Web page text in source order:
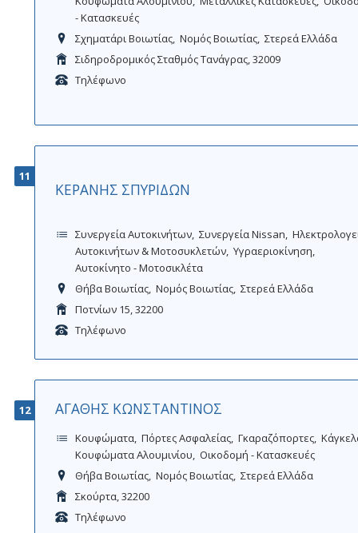
- Κατασκευές
Σχηματάρι Βοιωτίας Νομός Βοιωτίας Στερεά Ελλάδα
Σιδηροδρομικός Σταθμός Τανάγρας, 32009
Τηλέφωνο
11
ΚΕΡΑΝΗΣ ΣΠΥΡΙΔΩΝ
Συνεργεία Αυτοκινήτων Συνεργεία Nissan
Αυτοκινήτων & Μοτοσυκλετών Υγραεριοκίνηση
Αυτοκίνητο - Μοτοσικλέτα
Θήβα Βοιωτίας Νομός Βοιωτίας Στερεά Ελλάδα
Ποτνίων 15, 32200
Τηλέφωνο
12 ΑΓΑΘΗΣ ΚΩΝΣΤΑΝΤΙΝΟΣ
Κουφώματα Πόρτες Ασφαλείας Γκαραζόπορτες
Κουφώματα Αλουμινίου Οικοδομή - Κατασκευές
Θήβα Βοιωτίας Νομός Βοιωτίας Στερεά Ελλάδα
Σκούρτα, 32200
Τηλέφωνο